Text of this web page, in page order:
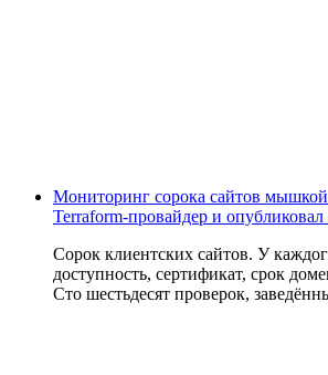
Мониторинг сорока сайтов
Terraform-провайдер и опубликовал
Сорок клиентских сайтов. У
доступность, сертификат, срок
Сто шестьдесят проверок,